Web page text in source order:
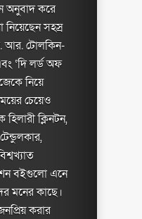
অনুবাদ করে
নিয়েছেন সহস্র
আর. টোলকিন-
‘দি লর্ড অফ
নিয়ে
চেয়েও
ক্লিনটন,
বইগুলো এনে
মনের কাছে।
করার